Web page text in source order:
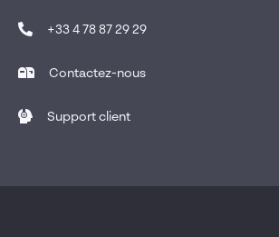
+33 4 78 87 29 29
Contactez-nous
Support client